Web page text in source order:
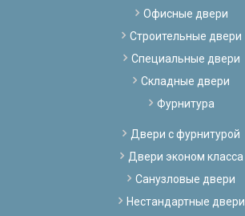
Офисные двери
Строительные двери
Специальные двери
Складные двери
Фурнитура
Двери с фурнитурой
Двери эконом класса
Санузловые двери
Нестандартные двери